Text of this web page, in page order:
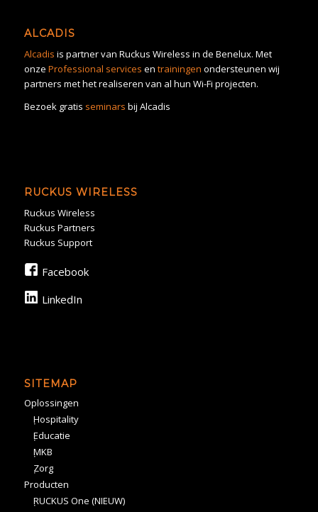
ALCADIS
Alcadis is partner van Ruckus Wireless in de Benelux. Met
onze Professional services en trainingen ondersteunen wij
partners met het realiseren van al hun Wi-Fi projecten.
Bezoek gratis seminars bij Alcadis
RUCKUS WIRELESS
Ruckus Wireless
Ruckus Partners
Ruckus Support
Facebook
LinkedIn
SITEMAP
Oplossingen
Hospitality
Educatie
MKB
Zorg
Producten
RUCKUS One (NIEUW)